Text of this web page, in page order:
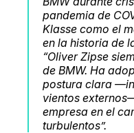
pandemia de
Klasse como el
en la historia de
“Oliver Zipse
de BMW. Ha
postura clara
vientos
empresa en el
turbulentos”.